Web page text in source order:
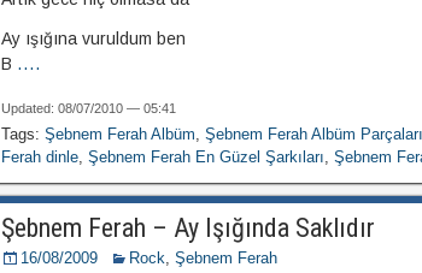
Ay ışığına vuruldum ben
B ....
Updated: 08/07/2010 — 05:41
Tags: Şebnem Ferah Albüm, Şebnem Ferah Albüm Parçaları
Ferah dinle, Şebnem Ferah En Güzel Şarkıları, Şebnem
Şebnem Ferah – Ay Işığında Saklıdır
16/08/2009 Rock, Şebnem Ferah